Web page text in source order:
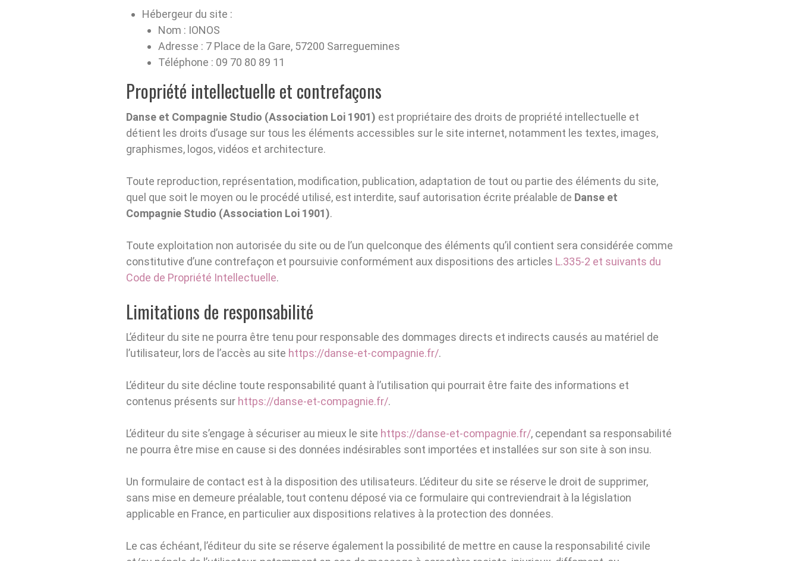
Hébergeur du site :
Nom : IONOS
Adresse : 7 Place de la Gare, 57200 Sarreguemines
Téléphone : 09 70 80 89 11
Propriété intellectuelle et contrefaçons
Danse et Compagnie Studio (Association Loi 1901) est propriétaire des droits de propriété intellectuelle et
détient les droits d’usage sur tous les éléments accessibles sur le site internet, notamment les textes, images,
graphismes, logos, vidéos et architecture.
Toute reproduction, représentation, modification, publication, adaptation de tout ou partie des éléments du site,
quel que soit le moyen ou le procédé utilisé, est interdite, sauf autorisation écrite préalable de Danse et
Compagnie Studio (Association Loi 1901).
Toute exploitation non autorisée du site ou de l’un quelconque des éléments qu’il contient sera considérée comme
constitutive d’une contrefaçon et poursuivie conformément aux dispositions des articles L.335-2 et suivants du
Code de Propriété Intellectuelle.
Limitations de responsabilité
L’éditeur du site ne pourra être tenu pour responsable des dommages directs et indirects causés au matériel de
l’utilisateur, lors de l’accès au site https://danse-et-compagnie.fr/.
L’éditeur du site décline toute responsabilité quant à l’utilisation qui pourrait être faite des informations et
contenus présents sur https://danse-et-compagnie.fr/.
L’éditeur du site s’engage à sécuriser au mieux le site https://danse-et-compagnie.fr/, cependant sa responsabilité
ne pourra être mise en cause si des données indésirables sont importées et installées sur son site à son insu.
Un formulaire de contact est à la disposition des utilisateurs. L’éditeur du site se réserve le droit de supprimer,
sans mise en demeure préalable, tout contenu déposé via ce formulaire qui contreviendrait à la législation
applicable en France, en particulier aux dispositions relatives à la protection des données.
Le cas échéant, l’éditeur du site se réserve également la possibilité de mettre en cause la responsabilité civile